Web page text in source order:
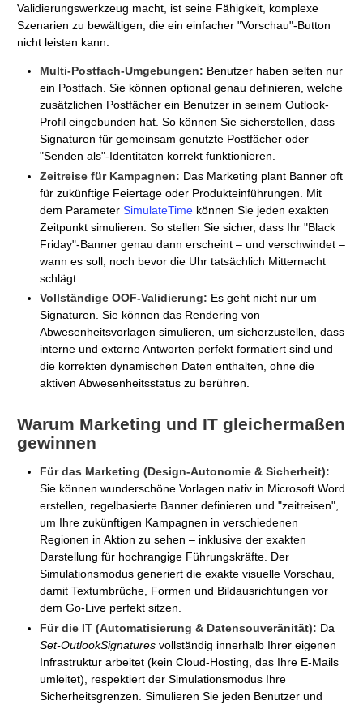
Validierungswerkzeug macht, ist seine Fähigkeit, komplexe
Szenarien zu bewältigen, die ein einfacher "Vorschau"-Button
nicht leisten kann:
Multi-Postfach-Umgebungen: Benutzer haben selten nur
ein Postfach. Sie können optional genau definieren, welche
zusätzlichen Postfächer ein Benutzer in seinem Outlook-
Profil eingebunden hat. So können Sie sicherstellen, dass
Signaturen für gemeinsam genutzte Postfächer oder
"Senden als"-Identitäten korrekt funktionieren.
Zeitreise für Kampagnen: Das Marketing plant Banner oft
für zukünftige Feiertage oder Produkteinführungen. Mit
dem Parameter SimulateTime können Sie jeden exakten
Zeitpunkt simulieren. So stellen Sie sicher, dass Ihr "Black
Friday"-Banner genau dann erscheint – und verschwindet –
wann es soll, noch bevor die Uhr tatsächlich Mitternacht
schlägt.
Vollständige OOF-Validierung: Es geht nicht nur um
Signaturen. Sie können das Rendering von
Abwesenheitsvorlagen simulieren, um sicherzustellen, dass
interne und externe Antworten perfekt formatiert sind und
die korrekten dynamischen Daten enthalten, ohne die
aktiven Abwesenheitsstatus zu berühren.
Warum Marketing und IT gleichermaßen
gewinnen
Für das Marketing (Design-Autonomie & Sicherheit):
Sie können wunderschöne Vorlagen nativ in Microsoft Word
erstellen, regelbasierte Banner definieren und "zeitreisen",
um Ihre zukünftigen Kampagnen in verschiedenen
Regionen in Aktion zu sehen – inklusive der exakten
Darstellung für hochrangige Führungskräfte. Der
Simulationsmodus generiert die exakte visuelle Vorschau,
damit Textumbrüche, Formen und Bildausrichtungen vor
dem Go-Live perfekt sitzen.
Für die IT (Automatisierung & Datensouveränität): Da
Set-OutlookSignatures vollständig innerhalb Ihrer eigenen
Infrastruktur arbeitet (kein Cloud-Hosting, das Ihre E-Mails
umleitet), respektiert der Simulationsmodus Ihre
Sicherheitsgrenzen. Simulieren Sie jeden Benutzer und